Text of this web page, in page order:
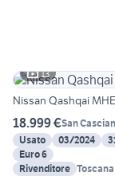
13
Nissan Qashqai
18.999 €San
Usato
03/2024
Euro 6
Rivenditore